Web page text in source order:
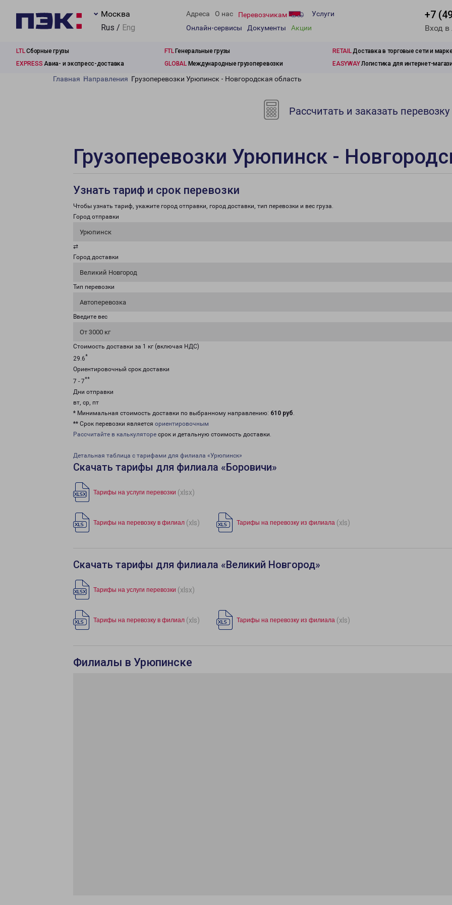
Москва
Rus / Eng
Адреса О нас Перевозчикам
Услуги
Онлайн-сервисы
Документы Акции
+7
Вход
LTLСборные грузы FTLГенеральные грузы RETAILДоставка в торговые сети и
EXPRESS Авиа- и экспресс-доставка GLOBALМеждународные грузоперевозки EASYWAYЛогистика для интернет-
Главная Направления Грузоперевозки Урюпинск - Новгородская область
Рассчитать и заказать перевозку
Грузоперевозки Урюпинск -
Узнать тариф и срок перевозки
Чтобы узнать тариф, укажите город отправки, город доставки, тип перевозки и вес груза.
Город отправки
Урюпинск
⇄
Город доставки
Великий Новгород
Тип перевозки
Автоперевозка
Введите вес
От 3000 кг
Стоимость доставки за 1 кг (включая НДС)
29.6*
Ориентировочный срок доставки
7 - 7**
Дни отправки
вт, ср, пт
* Минимальная стоимость доставки по выбранному направлению: 610 руб.
** Срок перевозки является ориентировочным
Рассчитайте в калькуляторе срок и детальную стоимость доставки.
Детальная таблица с тарифами для филиала «Урюпинск»
Скачать тарифы для филиала «Боровичи»
Тарифы на услуги перевозки (xlsx)
Тарифы на перевозку в филиал (xls) Тарифы на перевозку из филиала (xls)
Скачать тарифы для филиала «Великий Новгород»
Тарифы на услуги перевозки (xlsx)
Тарифы на перевозку в филиал (xls) Тарифы на перевозку из филиала (xls)
Филиалы в Урюпинске